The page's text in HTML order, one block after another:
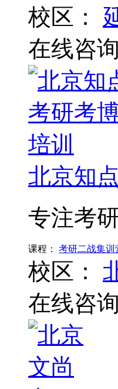
校区：
在线咨询
北京知
专注考
课程： 考研二战集训
校区：
在线咨询